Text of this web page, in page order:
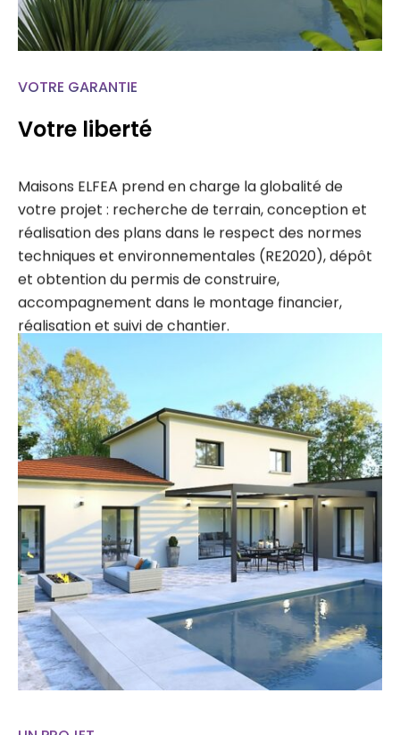
VOTRE GARANTIE
Votre liberté
votre projet : recherche de terrain, conception et
réalisation des plans dans le respect des normes
techniques et environnementales (RE2020), dépôt
et obtention du permis de construire,
accompagnement dans le montage financier,
réalisation et suivi de chantier.